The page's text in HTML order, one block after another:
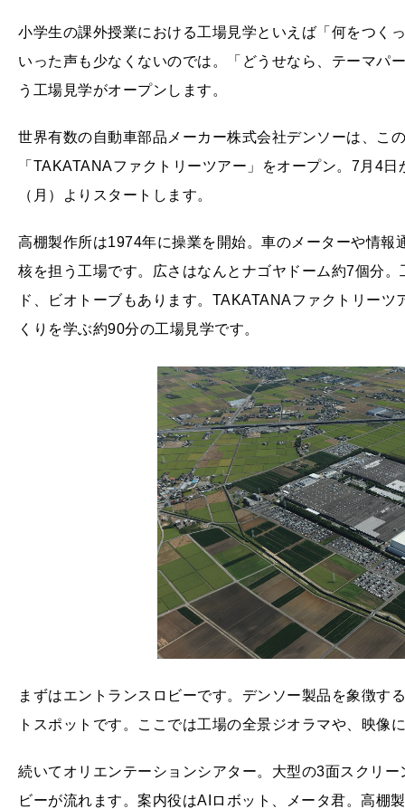
小学生の課外授業における工場見学といえば「何をつく
いった声も少なくないのでは。「どうせなら、テーマパ
う工場見学がオープンします。
世界有数の自動車部品メーカー株式会社デンソーは、こ
「TAKATANAファクトリーツアー」をオープン。7月4
（月）よりスタートします。
高棚製作所は1974年に操業を開始。車のメーターや情
核を担う工場です。広さはなんとナゴヤドーム約7個分
ド、ビオトーブもあります。TAKATANAファクトリー
くりを学ぶ約90分の工場見学です。
まずはエントランスロビーです。デンソー製品を象徴す
トスポットです。ここでは工場の全景ジオラマや、映像
続いてオリエンテーションシアター。大型の3面スクリ
ビーが流れます。案内役はAIロボット、メータ君。高棚